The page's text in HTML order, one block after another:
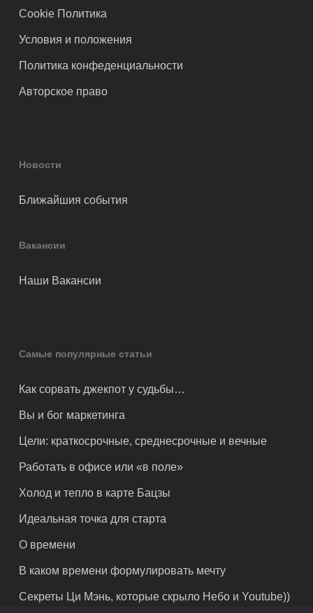
Cookie Политика
Условия и положения
Политика конфеденциальности
Авторское право
Новости
Ближайшия события
Вакансии
Наши Вакансии
Самые популярные статьи
Как сорвать джекпот у судьбы…
Вы и бог маркетинга
Цели: краткосрочные, среднесрочные и вечные
Работать в офисе или «в поле»
Холод и тепло в карте Бацзы
Идеальная точка для старта
О времени
В каком времени формулировать мечту
Секреты Ци Мэнь, которые скрыло Небо и Youtube))